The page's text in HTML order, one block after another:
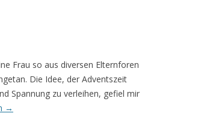
Frau so aus diversen Elternforen
Die Idee, der Adventszeit
Spannung zu verleihen, gefiel mir
→